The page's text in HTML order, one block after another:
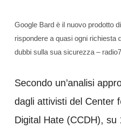
Google Bard è il nuovo prodotto
rispondere a quasi ogni richiesta
dubbi sulla sua sicurezza – radio7
Secondo un’analisi
dagli attivisti del Center
Digital Hate (CCDH),